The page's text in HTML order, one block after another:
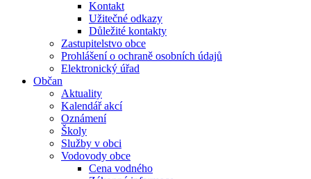
Kontakt
Užitečné odkazy
Důležité kontakty
Zastupitelstvo obce
Prohlášení o ochraně osobních údajů
Elektronický úřad
Občan
Aktuality
Kalendář akcí
Oznámení
Školy
Služby v obci
Vodovody obce
Cena vodného